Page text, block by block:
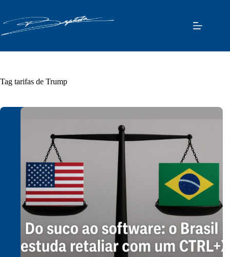
o
conteúdo
Tag tarifas de Trump